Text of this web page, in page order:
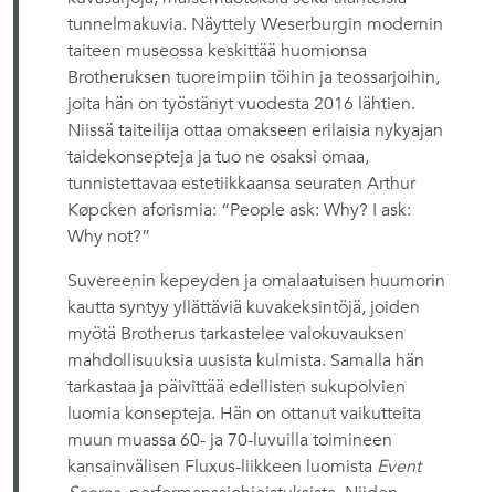
tunnelmakuvia. Näyttely Weserburgin modernin
taiteen museossa keskittää huomionsa
Brotheruksen tuoreimpiin töihin ja teossarjoihin,
joita hän on työstänyt vuodesta 2016 lähtien.
Niissä taiteilija ottaa omakseen erilaisia nykyajan
taidekonsepteja ja tuo ne osaksi omaa,
tunnistettavaa estetiikkaansa seuraten Arthur
Køpcken aforismia: “People ask: Why? I ask:
Why not?”
Suvereenin kepeyden ja omalaatuisen huumorin
kautta syntyy yllättäviä kuvakeksintöjä, joiden
myötä Brotherus tarkastelee valokuvauksen
mahdollisuuksia uusista kulmista. Samalla hän
tarkastaa ja päivittää edellisten sukupolvien
luomia konsepteja. Hän on ottanut vaikutteita
muun muassa 60- ja 70-luvuilla toimineen
kansainvälisen Fluxus-liikkeen luomista Event